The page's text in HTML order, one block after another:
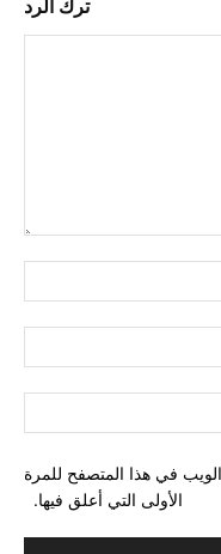
ترك الرد
في هذا المتصفح للمرة
الأولى التي أعلق فيها.